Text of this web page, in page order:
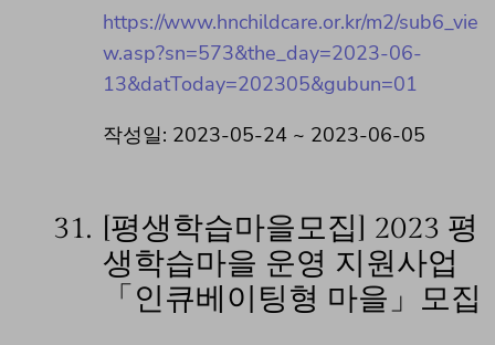
https://www.hnchildcare.or.kr/m2/sub6_vie
w.asp?sn=573&the_day=2023-06-
13&datToday=202305&gubun=01
작성일: 2023-05-24 ~ 2023-06-05
31. [평생학습마을모집] 2023 평
생학습마을 운영 지원사업
「인큐베이팅형 마을」모집